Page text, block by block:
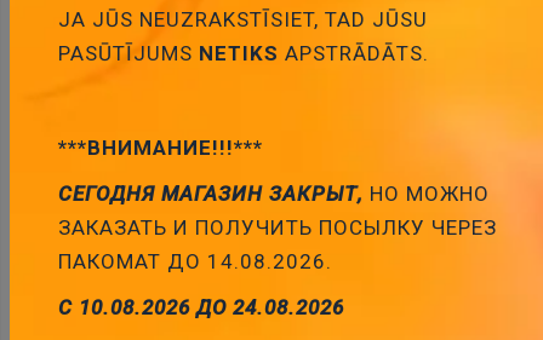
Apraksts
PARAMETRI
PAPILDU DOKUMENTĀCIJA
JA JŪS NEUZRAKSTĪSIET, TAD JŪSU
PASŪTĪJUMS NETIKS APSTRĀDĀTS.
***ВНИМАНИЕ!!!***
СЕГОДНЯ МАГАЗИН ЗАКРЫТ, НО МОЖНО
ЗАКАЗАТЬ И ПОЛУЧИТЬ ПОСЫЛКУ ЧЕРЕЗ
ПАКОМАТ ДО 14.08.2026.
С 10.08.2026 ДО 24.08.2026